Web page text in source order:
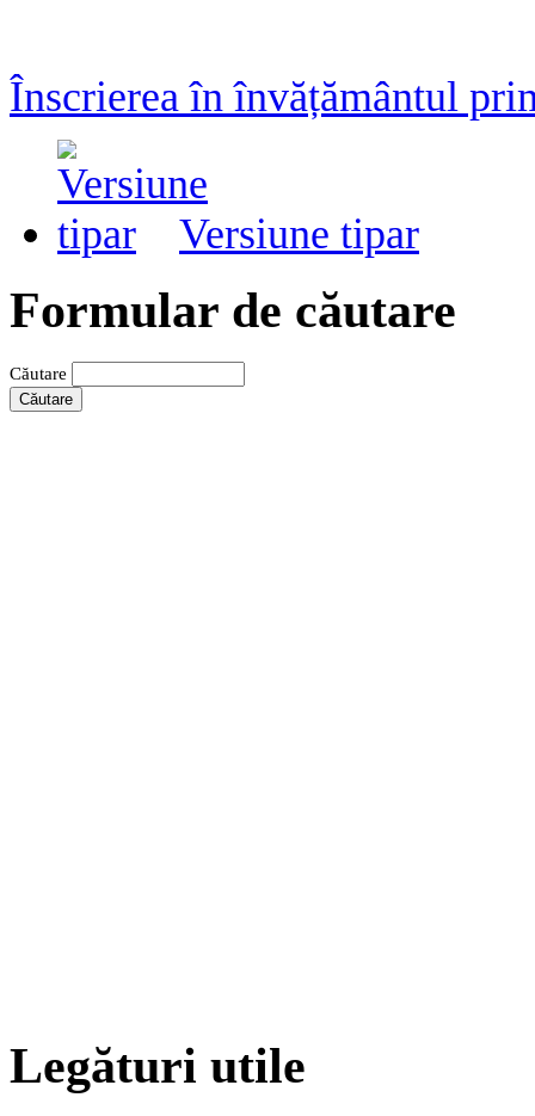
Înscrierea în învățământul
Versiune tipar
Formular de căutare
Căutare
Legături utile